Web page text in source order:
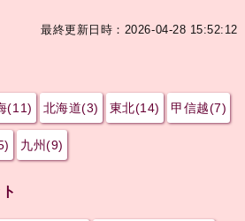
最終更新日時：2026-04-28 15:52:12
(11) 北海道(3) 東北(14) 甲信越(7)
九州(9)